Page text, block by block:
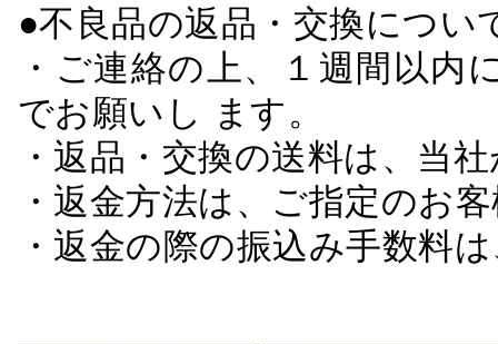
●不良品の返品・交換につい
・ご連絡の上、１週間以
でお願いし ます。
・返品・交換の送料は、当
・返金方法は、ご指定のお
・返金の際の振込み手数料